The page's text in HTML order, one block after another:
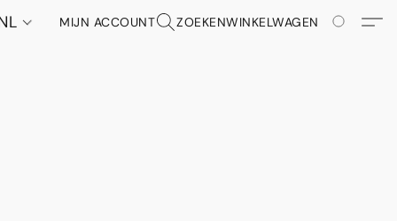
MIJN ACCOUNT ZOEKENWINKELWAGEN